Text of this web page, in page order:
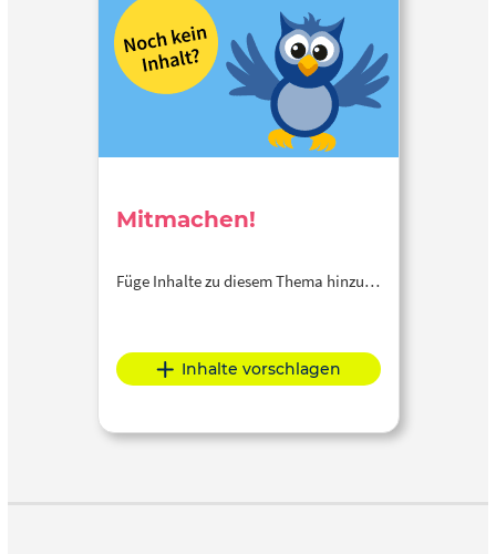
Mitmachen!
Füge Inhalte zu diesem Thema hinzu…
Inhalte vorschlagen